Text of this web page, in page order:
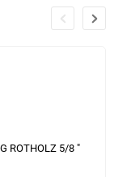
ROTHOLZ 5/8 "